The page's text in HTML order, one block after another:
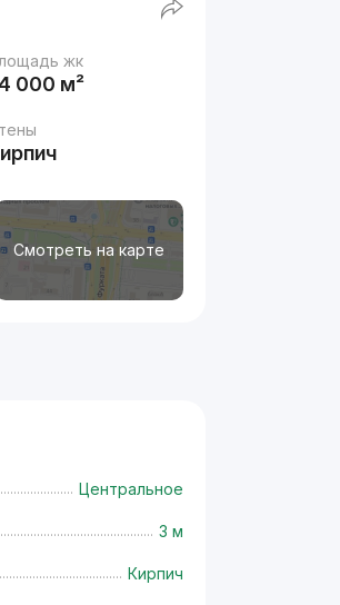
жк
000 м²
Смотреть на карте
Центральное
3 м
Кирпич